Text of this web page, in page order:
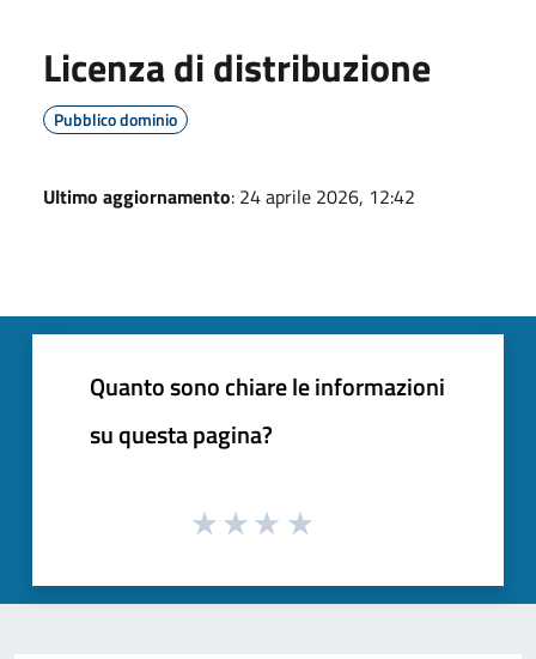
Licenza di distribuzione
Pubblico dominio
Ultimo aggiornamento: 24 aprile 2026, 12:42
Quanto sono chiare le informazioni
su questa pagina?